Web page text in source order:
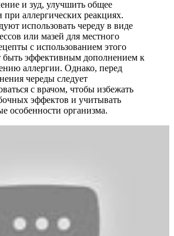
и зуд, улучшить общее
при аллергических реакциях.
использовать череду в виде
или мазей для местного
с использованием этого
быть эффективным дополнением к
аллергии. Однако, перед
череды следует
с врачом, чтобы избежать
эффектов и учитывать
особенности организма.